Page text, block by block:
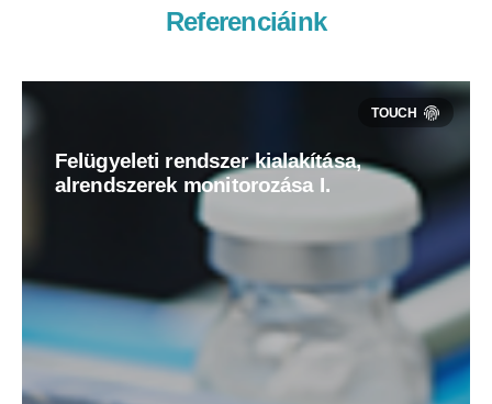
Referenciáink
Felügyeleti rendszer kialakítása,
alrendszerek monitorozása I.